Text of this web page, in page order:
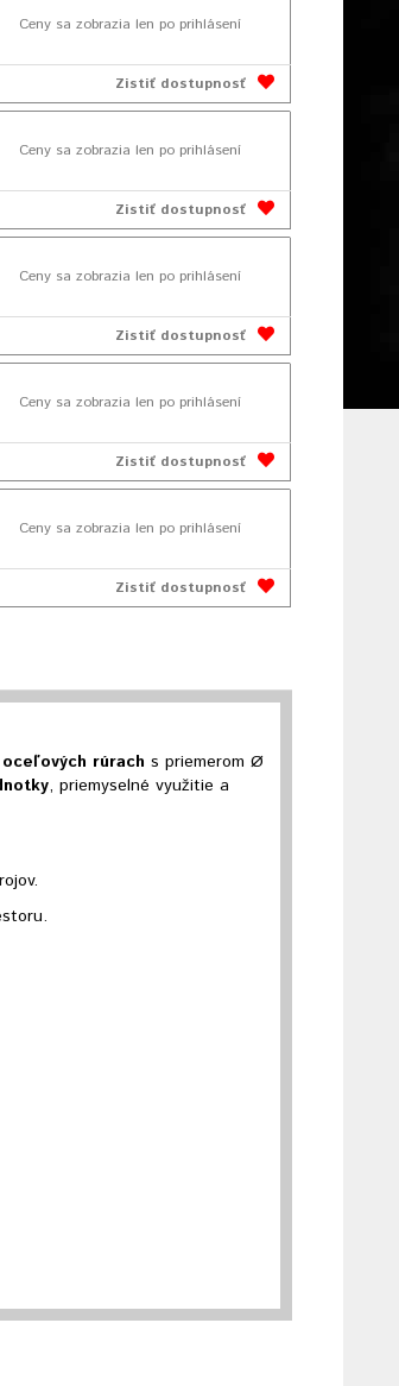
Ceny sa zobrazia len po prihlásení
Zistiť dostupnosť
Ceny sa zobrazia len po prihlásení
Zistiť dostupnosť
Ceny sa zobrazia len po prihlásení
Zistiť dostupnosť
Ceny sa zobrazia len po prihlásení
Zistiť dostupnosť
Ceny sa zobrazia len po prihlásení
Zistiť dostupnosť
rúrach s priemerom Ø
, priemyselné využitie a